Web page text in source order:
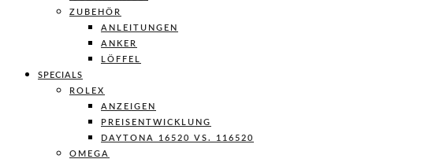
ZUBEHÖR
ANLEITUNGEN
ANKER
LÖFFEL
SPECIALS
ROLEX
ANZEIGEN
PREISENTWICKLUNG
DAYTONA 16520 VS. 116520
OMEGA